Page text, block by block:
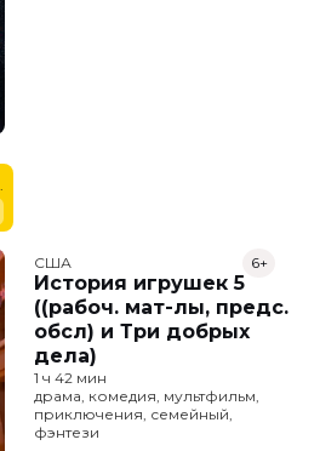
США
История игрушек 5
((рабоч. мат-лы, предс.
обсл) и Три добрых
дела)
6+
1 ч 42 мин
драма, комедия, мультфильм,
приключения, семейный,
фэнтези